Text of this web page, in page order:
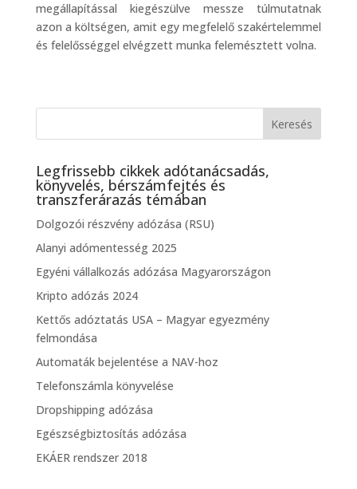
megállapítással kiegészülve messze túlmutatnak
azon a költségen, amit egy megfelelő szakértelemmel
és felelősséggel elvégzett munka felemésztett volna.
Legfrissebb cikkek adótanácsadás,
könyvelés, bérszámfejtés és
transzferárazás témában
Dolgozói részvény adózása (RSU)
Alanyi adómentesség 2025
Egyéni vállalkozás adózása Magyarországon
Kripto adózás 2024
Kettős adóztatás USA – Magyar egyezmény
felmondása
Automaták bejelentése a NAV-hoz
Telefonszámla könyvelése
Dropshipping adózása
Egészségbiztosítás adózása
EKÁER rendszer 2018